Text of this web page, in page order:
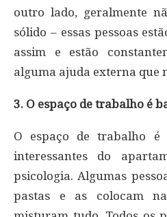
outro lado, geralmente
sólido – essas pessoas
assim e estão
alguma ajuda externa que
3. O espaço de trabalho é
O espaço de trabalho
interessantes do
psicologia. Algumas
pastas e as colocam